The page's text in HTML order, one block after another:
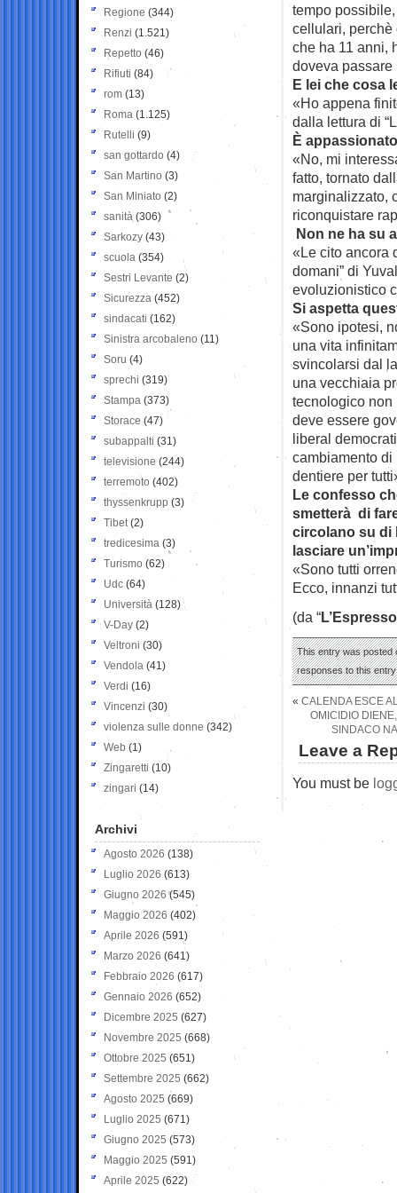
tempo
cellulari,
che ha 11 anni,
doveva passare
E lei che cosa
«Ho appena
dalla lettura di
È
«No, mi
fatto, tornato
marginalizzato,
riconquistare
Non ne ha su
«Le cito ancora
domani” di
evoluzionistico
Si aspetta
«Sono ipotesi,
una vita
svincolarsi dal
una vecchiaia
tecnologico non
deve essere
liberal
cambiamento di
dentiere per
Le confesso
smetterà di
circolano su di
lasciare
«Sono tutti
Ecco, innanzi
(da “
This entry was posted
responses to this
« CALENDA ESCE
OMICIDIO
SINDACO
Leave a
You must be
Regione (344)
Renzi (1.521)
Repetto (46)
Rifiuti (84)
rom (13)
Roma (1.125)
Rutelli (9)
san gottardo (4)
San Martino (3)
San Miniato (2)
sanità (306)
Sarkozy (43)
scuola (354)
Sestri Levante (2)
Sicurezza (452)
sindacati (162)
Sinistra arcobaleno (11)
Soru (4)
sprechi (319)
Stampa (373)
Storace (47)
subappalti (31)
televisione(244)
terremoto (402)
thyssenkrupp (3)
Tibet(2)
tredicesima (3)
Turismo (62)
Udc (64)
Università (128)
V-Day (2)
Veltroni (30)
Vendola (41)
Verdi (16)
Vincenzi (30)
violenza sulle donne (342)
Web (1)
Zingaretti (10)
zingari (14)
Archivi
Agosto 2026 (138)
Luglio 2026 (613)
Giugno 2026 (545)
Maggio 2026 (402)
Aprile 2026 (591)
Marzo 2026 (641)
Febbraio 2026 (617)
Gennaio 2026 (652)
Dicembre 2025 (627)
Novembre 2025 (668)
Ottobre 2025 (651)
Settembre 2025 (662)
Agosto 2025 (669)
Luglio 2025 (671)
Giugno 2025 (573)
Maggio 2025 (591)
Aprile 2025 (622)